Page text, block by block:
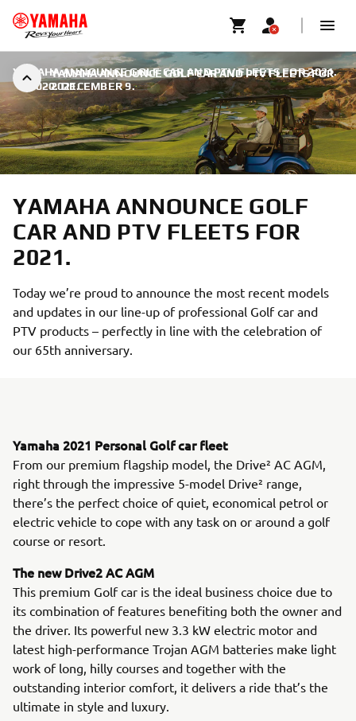
YAMAHA ANNOUNCE GOLF CAR AND PTV FLEETS FOR
2021.
YAMAHA ANNOUNCE GOLF CAR AND PTV FLEETS FOR 2021.
2020. DECEMBER 9.
YAMAHA ANNOUNCE GOLF
CAR AND PTV FLEETS FOR
2021.
Today we’re proud to announce the most recent models
and updates in our line-up of professional Golf car and
PTV products – perfectly in line with the celebration of
our 65th anniversary.
Yamaha 2021 Personal Golf car fleet
From our premium flagship model, the Drive² AC AGM,
right through the impressive 5-model Drive² range,
there’s the perfect choice of quiet, economical petrol or
electric vehicle to cope with any task on or around a golf
course or resort.
The new Drive2 AC AGM
This premium Golf car is the ideal business choice due to
its combination of features benefiting both the owner and
the driver. Its powerful new 3.3 kW electric motor and
latest high-performance Trojan AGM batteries make light
work of long, hilly courses and together with the
outstanding interior comfort, it delivers a ride that’s the
ultimate in style and luxury.